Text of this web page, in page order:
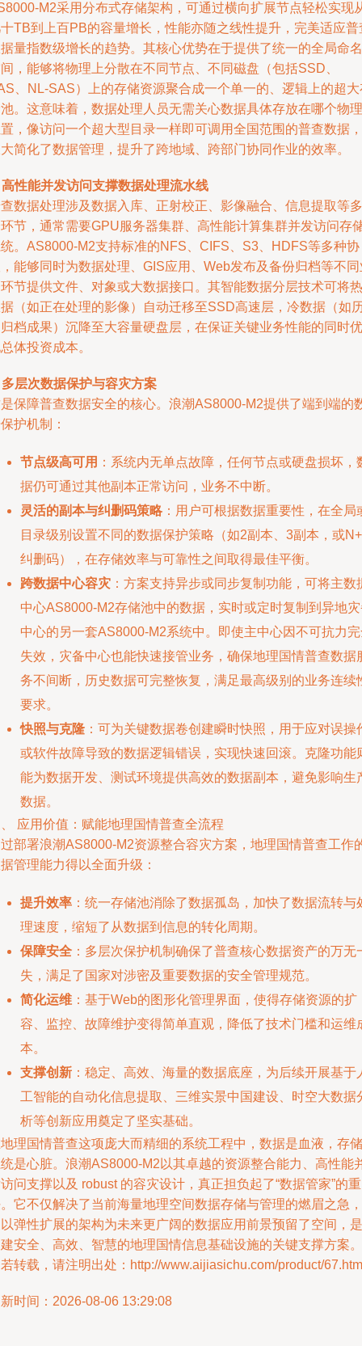
M2采用分布式存储架构，可通过横向扩展节点轻松实现
TB到上百PB的容量增长，性能亦随之线性提升，完美适应普
量指数级增长的趋势。其核心优势在于提供了统一的全局命名
，能够将物理上分散在不同节点、不同磁盘（包括SSD、
、NL-SAS）上的存储资源聚合成一个单一的、逻辑上的超大
。这意味着，数据处理人员无需关心数据具体存放在哪个物理
，像访问一个超大型目录一样即可调用全国范围的普查数据，
简化了数据管理，提升了跨地域、跨部门协同作业的效率。
性能并发访问支撑数据处理流水线
数据处理涉及数据入库、正射校正、影像融合、信息提取等多
节，通常需要GPU服务器集群、高性能计算集群并发访问存
。AS8000-M2支持标准的NFS、CIFS、S3、HDFS等多种协
能够同时为数据处理、GIS应用、Web发布及备份归档等不同
节提供文件、对象或大数据接口。其智能数据分层技术可将热
（如正在处理的影像）自动迁移至SSD高速层，冷数据（如
档成果）沉降至大容量硬盘层，在保证关键业务性能的同时优
体投资成本。
层次数据保护与容灾方案
保障普查数据安全的核心。浪潮AS8000-M2提供了端到端的
护机制：
节点级高可用 ：系统内无单点故障，任何节点或硬盘损坏，
据仍可通过其他副本正常访问，业务不中断。
灵活的副本与纠删码策略 ：用户可根据数据重要性，在全局
目录级别设置不同的数据保护策略（如2副本、3副本，或
纠删码），在存储效率与可靠性之间取得最佳平衡。
跨数据中心容灾 ：方案支持异步或同步复制功能，可将主数
中心AS8000-M2存储池中的数据，实时或定时复制到异地
中心的另一套AS8000-M2系统中。即使主中心因不可抗力
失效，灾备中心也能快速接管业务，确保地理国情普查数据
务不间断，历史数据可完整恢复，满足最高级别的业务连续
要求。
快照与克隆 ：可为关键数据卷创建瞬时快照，用于应对误操
或软件故障导致的数据逻辑错误，实现快速回滚。克隆功能
能为数据开发、测试环境提供高效的数据副本，避免影响生
数据。
应用价值：赋能地理国情普查全流程
部署浪潮AS8000-M2资源整合容灾方案，地理国情普查工作
管理能力得以全面升级：
提升效率 ：统一存储池消除了数据孤岛，加快了数据流转与
理速度，缩短了从数据到信息的转化周期。
保障安全 ：多层次保护机制确保了普查核心数据资产的万无
失，满足了国家对涉密及重要数据的安全管理规范。
简化运维 ：基于Web的图形化管理界面，使得存储资源的扩
容、监控、故障维护变得简单直观，降低了技术门槛和运维
本。
支撑创新 ：稳定、高效、海量的数据底座，为后续开展基于
工智能的自动化信息提取、三维实景中国建设、时空大数据
析等创新应用奠定了坚实基础。
理国情普查这项庞大而精细的系统工程中，数据是血液，存储
是心脏。浪潮AS8000-M2以其卓越的资源整合能力、高性能
问支撑以及 robust 的容灾设计，真正担负起了“数据管家”的重
它不仅解决了当前海量地理空间数据存储与管理的燃眉之急，
弹性扩展的架构为未来更广阔的数据应用前景预留了空间，是
安全、高效、智慧的地理国情信息基础设施的关键支撑方案。
转载，请注明出处：http://www.aijiasichu.com/product/
时间：2026-08-06 13:29:08